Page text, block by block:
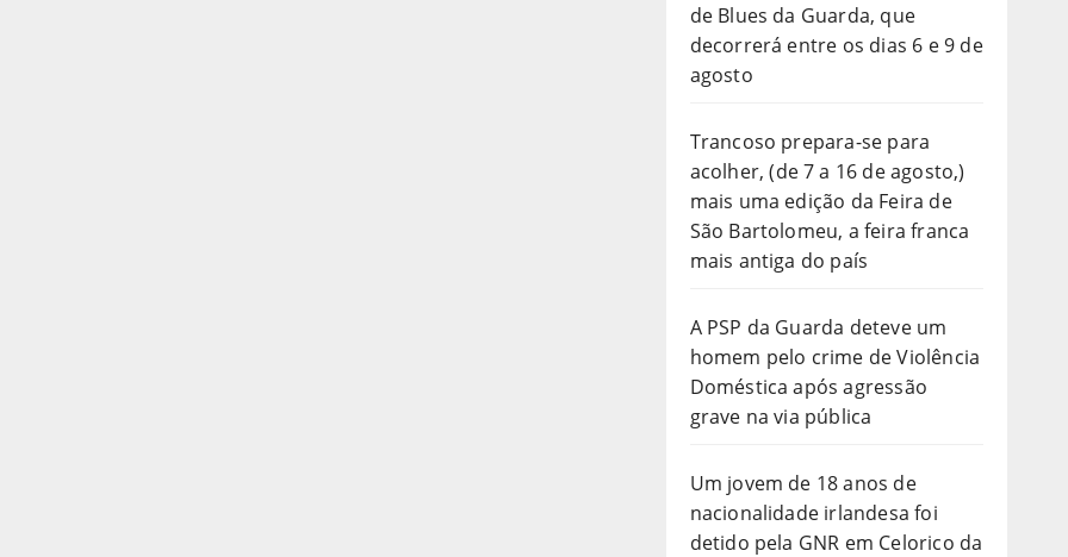
de Blues da Guarda, que
decorrerá entre os dias 6 e 9 de
agosto
Trancoso prepara-se para
acolher, (de 7 a 16 de agosto,)
mais uma edição da Feira de
São Bartolomeu, a feira franca
mais antiga do país
A PSP da Guarda deteve um
homem pelo crime de Violência
Doméstica após agressão
grave na via pública
Um jovem de 18 anos de
nacionalidade irlandesa foi
detido pela GNR em Celorico da